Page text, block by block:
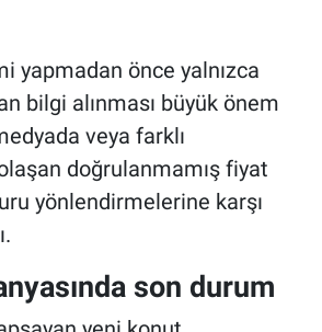
yapmadan önce yalnızca
bilgi alınması büyük önem
veya farklı
doğrulanmamış fiyat
yönlendirmelerine karşı
son durum